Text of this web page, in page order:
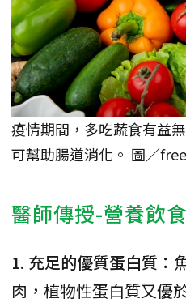
疫情期間，多吃蔬食有益
可幫助腸道消化。 圖／
醫師傳授-營養飲
1. 充足的優質蛋白質：
肉，植物性蛋白質又優